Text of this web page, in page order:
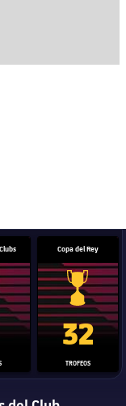
del Mundial de
Copa del Rey
Copa del
32
TROFEOS